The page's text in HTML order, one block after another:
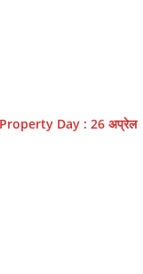
Day : 26 अप्रेल